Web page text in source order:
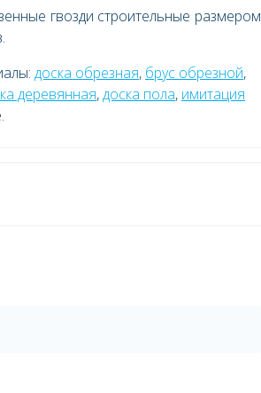
гвозди строительные размером
доска обрезная, брус обрезной,
деревянная,доска пола, имитация